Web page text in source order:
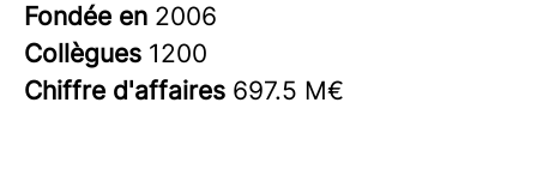
Fondée en 2006
Collègues 1200
Chiffre d'affaires 697.5 M€